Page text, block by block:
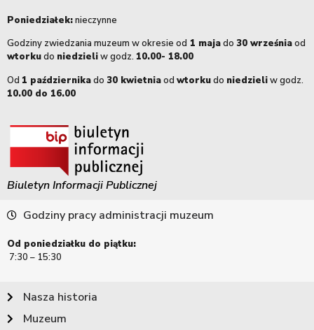
Poniedziałek:nieczynne
Godziny zwiedzania muzeum w okresie od 1 majado 30 wrześniaod
wtorkudo niedzieliw godz. 10.00- 18.00
Od 1 październikado 30 kwietniaod wtorkudo niedzieliw godz.
10.00 do 16.00
Biuletyn Informacji Publicznej
Godziny pracy administracji muzeum
Od poniedziałku do piątku:
7:30 – 15:30
Nasza historia
Muzeum